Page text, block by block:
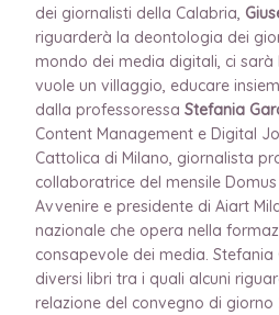
dei giornalisti della Calabria,
riguarderà la deontologia dei
mondo dei media digitali, ci sarà
vuole un villaggio, educare
dalla professoressa Stefania
Content Management e Digital
Cattolica di Milano, giornalista
collaboratrice del mensile
Avvenire e presidente di Aiart
nazionale che opera nella
consapevole dei media.
diversi libri tra i quali alcuni
relazione del convegno di